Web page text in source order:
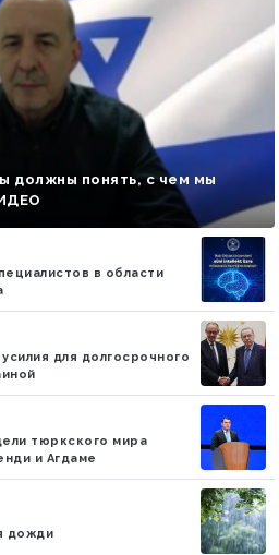
должны понять, с чем мы
в области
для долгосрочного
тюркского мира
и Агдаме
дожди